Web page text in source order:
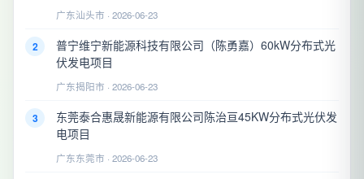
广东汕头市 · 2026-06-23
2
普宁维宁新能源科技有限公司（陈勇嘉）60kW分布式光
伏发电项目
广东揭阳市 · 2026-06-23
3
东莞泰合惠晟新能源有限公司陈治亘45KW分布式光伏发
电项目
广东东莞市 · 2026-06-23